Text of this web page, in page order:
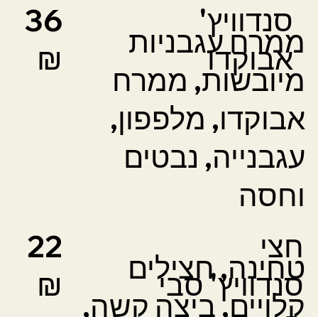
36
₪
ממרח עגבניות
מיובשות, ממרח
אבוקדו, מלפפון,
עגבנייה, נבטים
וחסה
סנדוויץ'
אבוקדו
22
₪
טחינה, חצילים
קלויים, ביצה קשה,
חצי
סנדוויץ'סבי